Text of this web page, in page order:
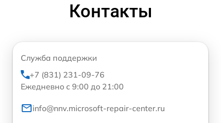
Контакты
Служба поддержки
+7 (831) 231-09-76
Ежедневно с 9:00 до 21:00
info@nnv.microsoft-repair-center.ru